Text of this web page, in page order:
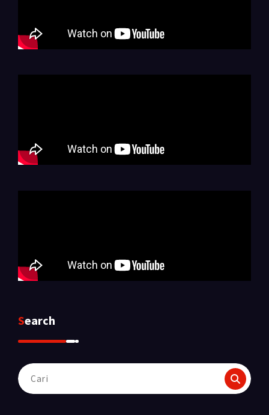
Search
Pencarian
untuk: